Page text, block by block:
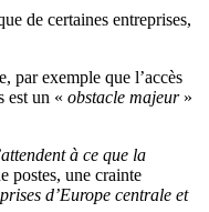
de certaines entreprises,
par exemple que l’accès
est un « obstacle majeur»
à ce que la
postes, une crainte
d’Europe centrale et